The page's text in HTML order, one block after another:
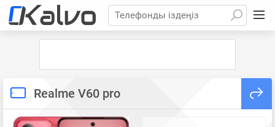
Телефонды іздеңіз
Realme V60 pro